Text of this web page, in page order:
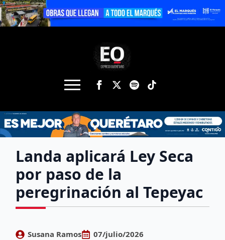
Landa aplicará Ley Seca
por paso de la
peregrinación al Tepeyac
Susana Ramos 07/julio/2026